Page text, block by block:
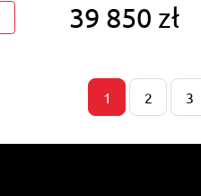
: GD5C921#1.5 DPI Smart Podgrz.f
39 850 zł
1 2 3